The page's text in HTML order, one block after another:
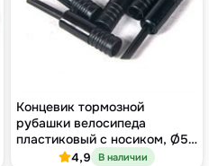
Концевик тормозной
рубашки велосипеда
пластиковый с носиком, Ø5
мм, штучно
4,9 В наличии